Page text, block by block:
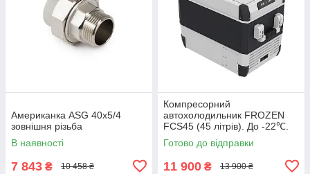
Американка ASG 40x5/4
зовнішня різьба
В наявності
7 843 ₴ 10 458 ₴
Компресорний
автохолодильник FROZEN
FCS45 (45 літрів). До -22℃.
Живлення 12, 24, 220 вольт
Готово до відправки
11 900 ₴ 13 900 ₴